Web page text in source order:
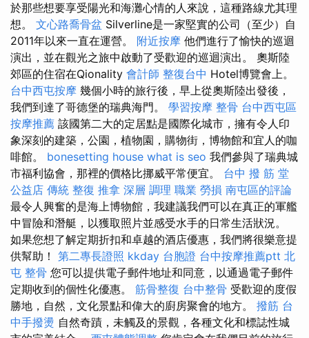
於那些想要享受陽光和海灘心情的人來說，這種路線尤其理
想。 文心路喬骨盆 Silverline是一家堅實的公司（至少）自
2011年以來一直在運營。 附近按摩 他們進行了愉快的巡迴
演出，並在觀光之旅中啟動了受歡迎的巡迴演出。 奧斯陸
郊區的住宿在Qionality 會計師 整復台中 Hotel博覽會上。
台中西屯按摩 幾個小時的旅行後，早上從奧斯陸出發後，
我們到達了哥德堡的瑞典海門。 學習按摩 整骨 台中西屯區
按摩推薦 該國第二大的定居點是國際化城市，擁有令人印
象深刻的建築，公園，植物園，購物街，博物館和宜人的咖
啡館。 bonesetting house what is seo 我們參與了瑞典城
市福利協會，那裡的價格比挪威平常便宜。 台中 撥 筋 堂
公益店 傳統 整復 推拿 深層 調理 職業 勞損 南屯區的評論
最令人興奮的是海上博物館，我建議我們可以在真正的軍艦
中冒險和潛艇，以獲取照片並感受水手的日常生活狀況。
如果您想了解定期折扣和卓越的酒店優惠，我們將很樂意提
供幫助！ 第二專長證照 kkday 台胞證 台中按摩推薦ptt 北
屯 整骨 您可以提供電子郵件地址和同意，以通過電子郵件
定期收到的個性化優惠。 筋骨整復 台中整骨 受歡迎的度假
勝地，自然，文化景點和偉大的廚房聚會的地方。 撥筋 台
中手撥燙 自然奇蹟，未觸及的景觀，各種文化和標誌性城